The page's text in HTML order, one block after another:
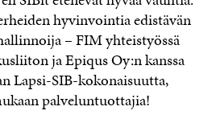
hyvinvointia edistävän
– FIM yhteistyössä
ja Epiqus Oy:n kanssa
Lapsi-SIB-kokonaisuutta,
palveluntuottajia!